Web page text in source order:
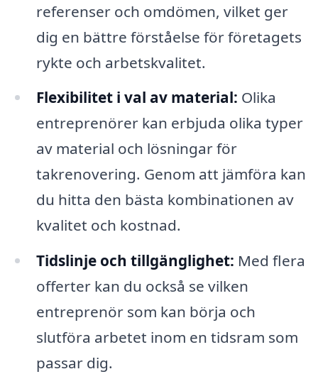
referenser och omdömen, vilket ger
dig en bättre förståelse för företagets
rykte och arbetskvalitet.
Flexibilitet i val av material: Olika
entreprenörer kan erbjuda olika typer
av material och lösningar för
takrenovering. Genom att jämföra kan
du hitta den bästa kombinationen av
kvalitet och kostnad.
Tidslinje och tillgänglighet: Med flera
offerter kan du också se vilken
entreprenör som kan börja och
slutföra arbetet inom en tidsram som
passar dig.